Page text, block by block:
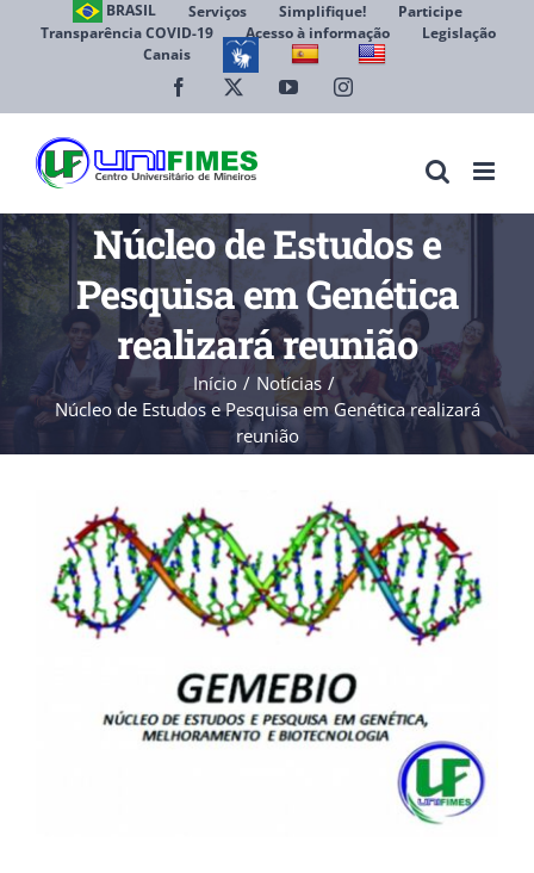
BRASIL Serviços Simplifique!
Participe
Transparência COVID-19
Acesso à informação
Legislação
Canais
Facebook YouTubeInstagram
Núcleo de Estudos e
Pesquisa em Genética
realizará reunião
Início
Notícias
Núcleo de Estudos e Pesquisa em Genética realizará
reunião
Larger
Image